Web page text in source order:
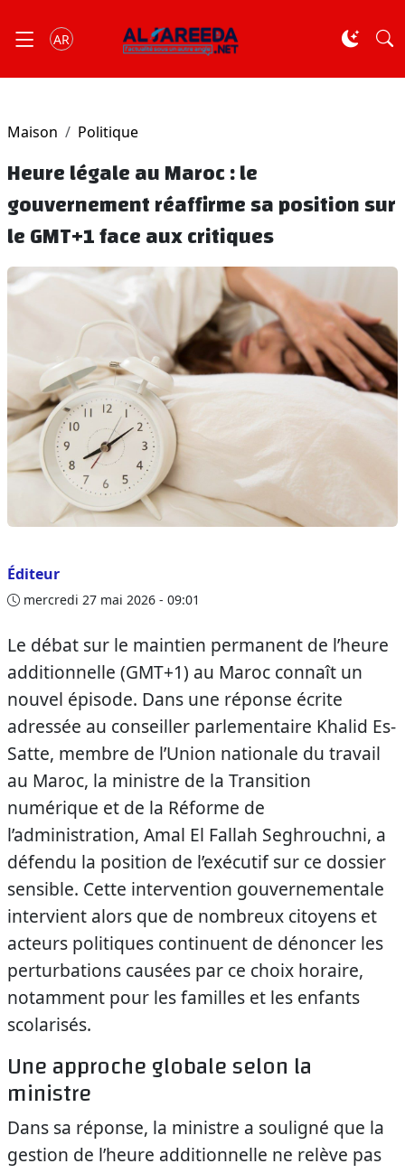
AR
Maison Politique
Heure légale au Maroc : le
gouvernement réaffirme sa position sur
le GMT+1 face aux critiques
Éditeur
mercredi 27 mai 2026 - 09:01
Le débat sur le maintien permanent de l’heure
additionnelle (GMT+1) au Maroc connaît un
nouvel épisode. Dans une réponse écrite
adressée au conseiller parlementaire Khalid Es-
Satte, membre de l’Union nationale du travail
au Maroc, la ministre de la Transition
numérique et de la Réforme de
l’administration, Amal El Fallah Seghrouchni, a
défendu la position de l’exécutif sur ce dossier
sensible. Cette intervention gouvernementale
intervient alors que de nombreux citoyens et
acteurs politiques continuent de dénoncer les
perturbations causées par ce choix horaire,
notamment pour les familles et les enfants
scolarisés.
Une approche globale selon la
ministre
Dans sa réponse, la ministre a souligné que la
gestion de l’heure additionnelle ne relève pas